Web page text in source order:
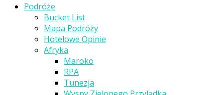
Podróże
Bucket List
Mapa Podróży
Hotelowe Opinie
Afryka
Maroko
RPA
Tunezja